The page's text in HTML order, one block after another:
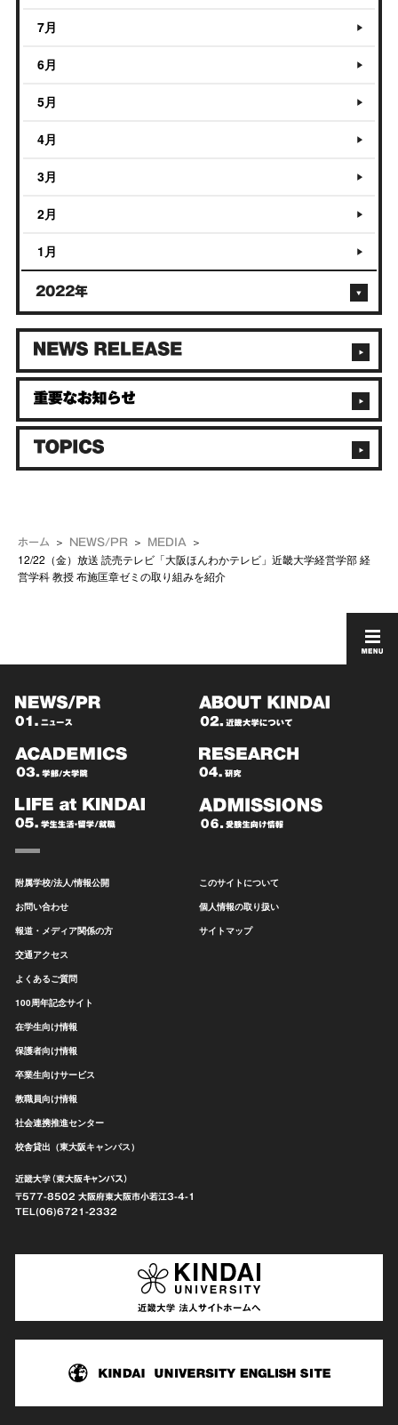
ホーム NEWS/PR MEDIA
12/22（金）放送 読売テレビ「大阪ほんわかテレビ」近畿大学経営学部 経
営学科 教授 布施匡章ゼミの取り組みを紹介
7月
6月
5月
4月
3月
2月
1月
2022年
附属学校/法人/情報公開
お問い合わせ
報道・メディア関係の方
交通アクセス
よくあるご質問
100周年記念サイト
在学生向け情報
保護者向け情報
卒業生向けサービス
教職員向け情報
社会連携推進センター
校舎貸出（東大阪キャンパス）
このサイトについて
個人情報の取り扱い
サイトマップ
近畿大学（東大阪キャンパス）
〒577-8502 大阪府東大阪市小若江3-4-1
TEL(06)6721-2332